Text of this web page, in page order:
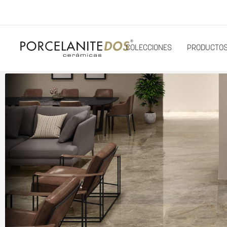
COLECCIONES